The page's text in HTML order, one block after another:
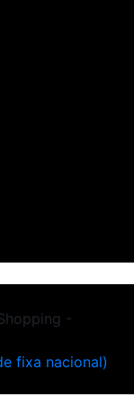
-
fixa nacional)